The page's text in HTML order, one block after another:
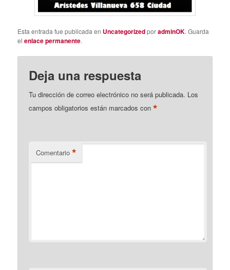
Esta entrada fue publicada en UncategorizedporadminOK. Guarda
elenlace permanente.
Deja una respuesta
Tu dirección de correo electrónico no será publicada. Los
campos obligatorios están marcados con*
Comentario *